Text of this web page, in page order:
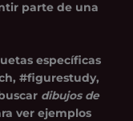
parte de una
específicas
#figurestudy,
dibujos de
ver ejemplos